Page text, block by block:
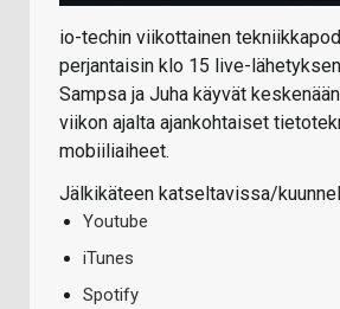
io-techin viikottainen
perjantaisin klo 15 live-
Sampsa ja Juha käyvät
viikon ajalta ajankohtaiset
mobiiliaiheet.
Jälkikäteen katseltavissa/
Youtube
iTunes
Spotify